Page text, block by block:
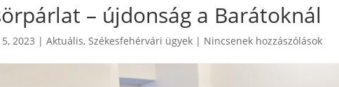
– újdonság a Barátoknál
2023 |Aktuális,Székesfehérvári ügyek | Nincsenek hozzászólások